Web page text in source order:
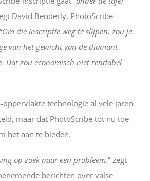
David Benderly, PhotoScribe-
Om die inscriptie weg te slijpen, zou je
van het gewicht van de diamant
Dat zou economisch niet rendabel
oppervlakte technologie al vele jaren
maar dat PhotoScribe tot nu toe
het aan te bieden.
op zoek naar een probleem,” zegt
berichten over valse